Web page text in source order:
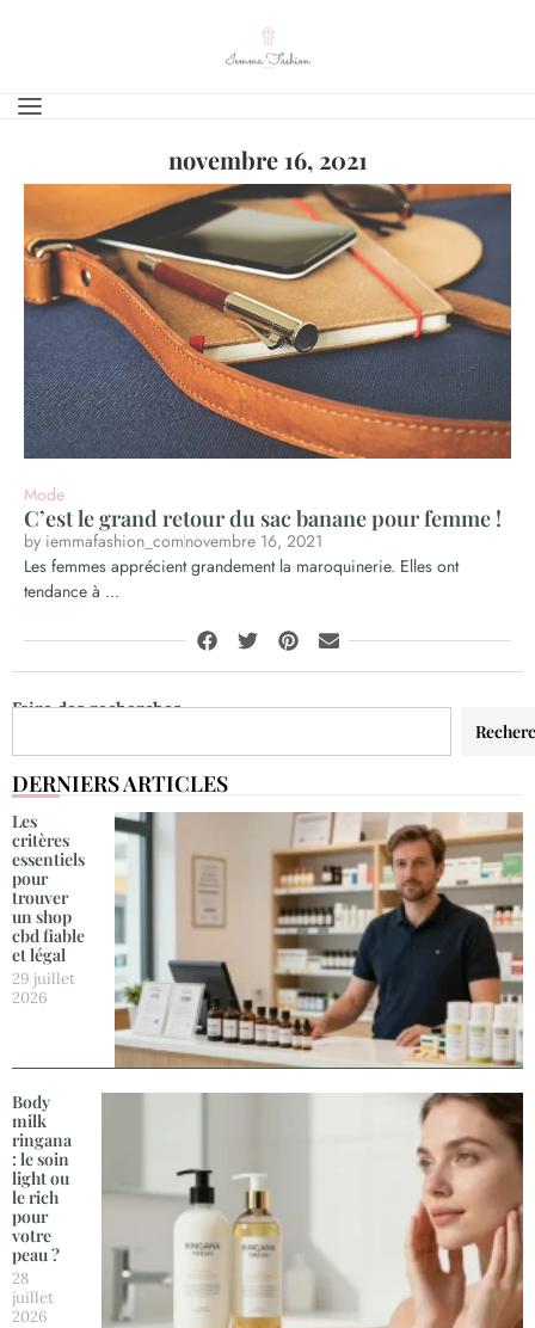
Faire des recherches
DERNIERS ARTICLES
Les
critères
essentiels
pour
trouver
un shop
cbd fiable
et légal
29 juillet
2026
Body
milk
ringana
: le soin
light ou
le rich
pour
votre
peau ?
28
juillet
2026
novembre 16, 2021
Mode
C’est le grand retour du sac banane pour femme !
by iemmafashion_comnovembre 16, 2021
Les femmes apprécient grandement la maroquinerie. Elles ont
tendance à ...